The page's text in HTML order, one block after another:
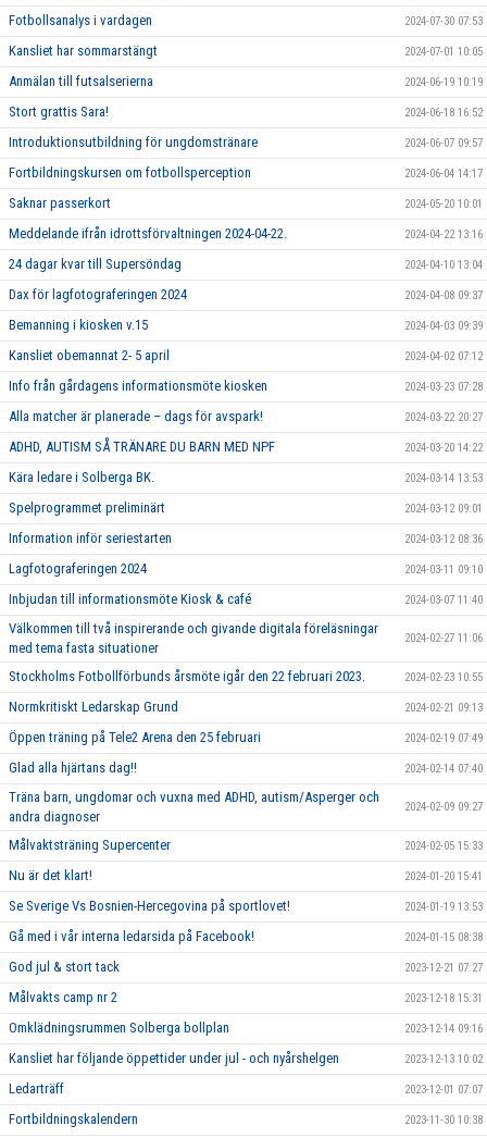
Fotbollsanalys i vardagen 2024-07-30 07:53
Kansliet har sommarstängt 2024-07-01 10:05
Anmälan till futsalserierna 2024-06-19 10:19
Stort grattis Sara! 2024-06-18 16:52
Introduktionsutbildning för ungdomstränare 2024-06-07 09:57
Fortbildningskursen om fotbollsperception 2024-06-04 14:17
Saknar passerkort 2024-05-20 10:01
Meddelande ifrån idrottsförvaltningen 2024-04-22. 2024-04-22 13:16
24 dagar kvar till Supersöndag 2024-04-10 13:04
Dax för lagfotograferingen 2024 2024-04-08 09:37
Bemanning i kiosken v.15 2024-04-03 09:39
Kansliet obemannat 2- 5 april 2024-04-02 07:12
Info från gårdagens informationsmöte kiosken 2024-03-23 07:28
Alla matcher är planerade – dags för avspark! 2024-03-22 20:27
ADHD, AUTISM SÅ TRÄNARE DU BARN MED NPF 2024-03-20 14:22
Kära ledare i Solberga BK. 2024-03-14 13:53
Spelprogrammet preliminärt 2024-03-12 09:01
Information inför seriestarten 2024-03-12 08:36
Lagfotograferingen 2024 2024-03-11 09:10
Inbjudan till informationsmöte Kiosk & café 2024-03-07 11:40
Välkommen till två inspirerande och givande digitala föreläsningar
med tema fasta situationer
2024-02-27 11:06
Stockholms Fotbollförbunds årsmöte igår den 22 februari 2023. 2024-02-23 10:55
Normkritiskt Ledarskap Grund 2024-02-21 09:13
Öppen träning på Tele2 Arena den 25 februari 2024-02-19 07:49
Glad alla hjärtans dag!! 2024-02-14 07:40
Träna barn, ungdomar och vuxna med ADHD, autism/Asperger och
andra diagnoser
2024-02-09 09:27
Målvaktsträning Supercenter 2024-02-05 15:33
Nu är det klart! 2024-01-20 15:41
Se Sverige Vs Bosnien-Hercegovina på sportlovet! 2024-01-19 13:53
Gå med i vår interna ledarsida på Facebook! 2024-01-15 08:38
God jul & stort tack 2023-12-21 07:27
Målvakts camp nr 2 2023-12-18 15:31
Omklädningsrummen Solberga bollplan 2023-12-14 09:16
Kansliet har följande öppettider under jul - och nyårshelgen 2023-12-13 10:02
Ledarträff 2023-12-01 07:07
Fortbildningskalendern 2023-11-30 10:38